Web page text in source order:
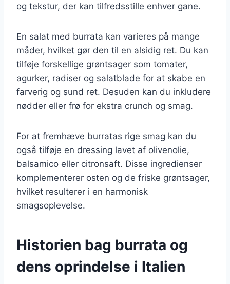
og tekstur, der kan tilfredsstille enhver gane.
En salat med burrata kan varieres på mange
måder, hvilket gør den til en alsidig ret. Du kan
tilføje forskellige grøntsager som tomater,
agurker, radiser og salatblade for at skabe en
farverig og sund ret. Desuden kan du inkludere
nødder eller frø for ekstra crunch og smag.
For at fremhæve burratas rige smag kan du
også tilføje en dressing lavet af olivenolie,
balsamico eller citronsaft. Disse ingredienser
komplementerer osten og de friske grøntsager,
hvilket resulterer i en harmonisk
smagsoplevelse.
Historien bag burrata og
dens oprindelse i Italien